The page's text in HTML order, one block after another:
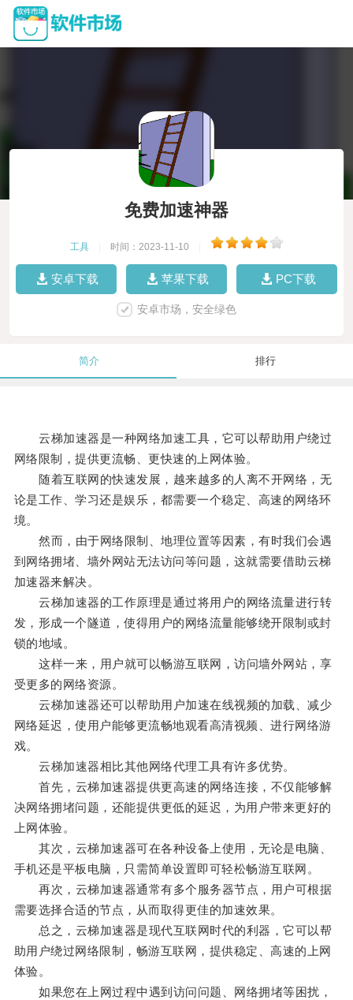
免费加速神器
工具 时间：2023-11-10
安卓下载 苹果下载 PC下载
安卓市场，安全绿色
简介 排行
云梯加速器是一种网络加速工具，它可以帮助用户绕过
网络限制，提供更流畅、更快速的上网体验。
随着互联网的快速发展，越来越多的人离不开网络，无
论是工作、学习还是娱乐，都需要一个稳定、高速的网络环
境。
然而，由于网络限制、地理位置等因素，有时我们会遇
到网络拥堵、墙外网站无法访问等问题，这就需要借助云梯
加速器来解决。
云梯加速器的工作原理是通过将用户的网络流量进行转
发，形成一个隧道，使得用户的网络流量能够绕开限制或封
锁的地域。
这样一来，用户就可以畅游互联网，访问墙外网站，享
受更多的网络资源。
云梯加速器还可以帮助用户加速在线视频的加载、减少
网络延迟，使用户能够更流畅地观看高清视频、进行网络游
戏。
云梯加速器相比其他网络代理工具有许多优势。
首先，云梯加速器提供更高速的网络连接，不仅能够解
决网络拥堵问题，还能提供更低的延迟，为用户带来更好的
上网体验。
其次，云梯加速器可在各种设备上使用，无论是电脑、
手机还是平板电脑，只需简单设置即可轻松畅游互联网。
再次，云梯加速器通常有多个服务器节点，用户可根据
需要选择合适的节点，从而取得更佳的加速效果。
总之，云梯加速器是现代互联网时代的利器，它可以帮
助用户绕过网络限制，畅游互联网，提供稳定、高速的上网
体验。
如果您在上网过程中遇到访问问题、网络拥堵等困扰，